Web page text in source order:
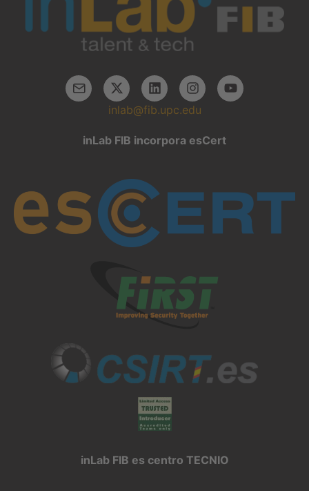
inlab@fib.upc.edu
inLab FIB incorpora esCert
inLab FIB es centro TECNIO